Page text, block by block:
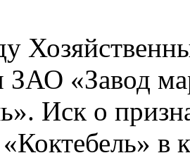
ЗАО «Завод
Иск о
в